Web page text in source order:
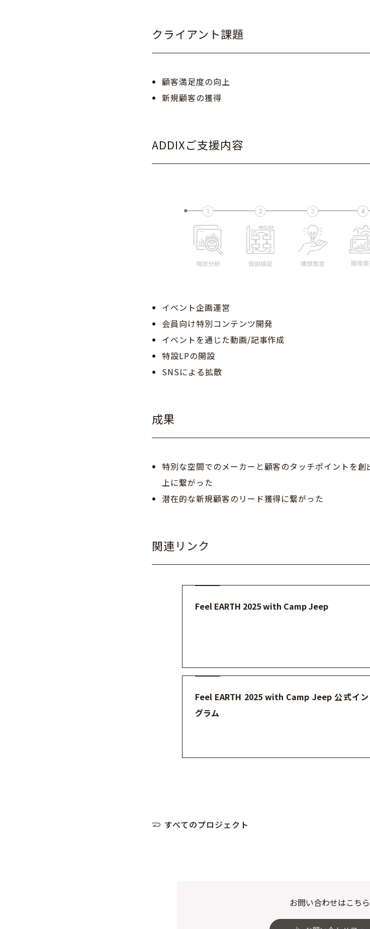
クライアント課題
顧客満足度の向上
新規顧客の獲得
ADDIXご支援内容
イベント企画運営
会員向け特別コンテンツ開発
イベントを通じた動画/記事作成
特設LPの開設
SNSによる拡散
成果
特別な空間でのメーカーと顧客のタッチポイントを
上に繋がった
潜在的な新規顧客のリード獲得に繋がった
関連リンク
Feel EARTH 2025 with Camp Jeep
Feel EARTH 2025 with Camp Jeep 公式イ
グラム
すべてのプロジェクト
お問い合わせはこち